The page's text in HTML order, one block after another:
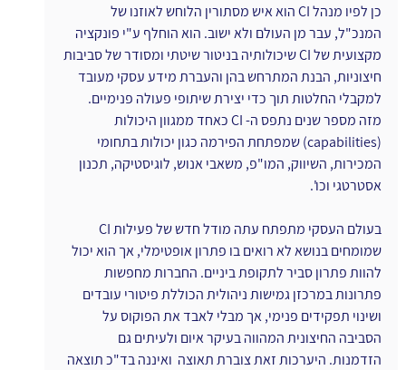
כן לפיו מנהל CI הוא איש מסתורין הלוחש לאוזנו של
המנכ"ל, עבר מן העולם ולא ישוב. הוא הוחלף ע"י פונקציה
מקצועית של CI שיכולותיה בניטור שיטתי ומסודר של סביבות
חיצוניות, הבנת המתרחש בהן והעברת מידע עסקי מעובד
למקבלי החלטות תוך כדי יצירת שיתופי פעולה פנימיים.
מזה מספר שנים נתפס ה- CI כאחד ממגוון היכולות
(capabilities) שמפתחת הפירמה כגון יכולות בתחומי
המכירות, השיווק, המו"פ, משאבי אנוש, לוגיסטיקה, תכנון
אסטרטגי וכו'.
בעולם העסקי מתפתח עתה מודל חדש של פעילות CI
שמומחים בנושא לא רואים בו פתרון אופטימלי, אך הוא יכול
להוות פתרון סביר לתקופת ביניים. החברות מחפשות
פתרונות במרכזן גמישות ניהולית הכוללת פיטורי עובדים
ושינוי תפקידים פנימי, אך מבלי לאבד את הפוקוס על
הסביבה החיצונית המהווה בעיקר איום ולעיתים גם
הזדמנות. היערכות זאת צוברת תאוצה  ואיננה בד"כ תוצאה